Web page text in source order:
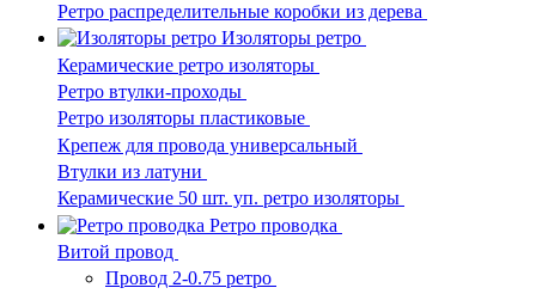
Ретро распределительные коробки из дерева
Изоляторы ретро
Керамические ретро изоляторы
Ретро втулки-проходы
Ретро изоляторы пластиковые
Крепеж для провода универсальный
Втулки из латуни
Керамические 50 шт. уп. ретро изоляторы
Ретро проводка
Витой провод
Провод 2-0.75 ретро